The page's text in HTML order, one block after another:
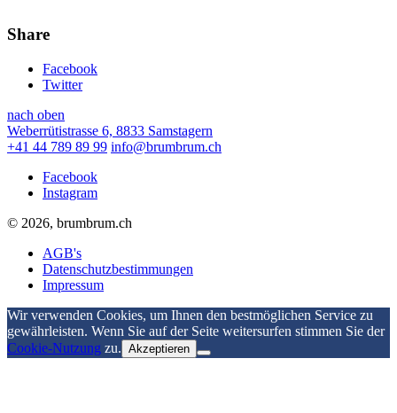
Share
Facebook
Twitter
nach oben
Weberrütistrasse 6, 8833 Samstagern
+41 44 789 89 99 info@brumbrum.ch
Facebook
Instagram
© 2026, brumbrum.ch
AGB's
Datenschutzbestimmungen
Impressum
Wir verwenden Cookies, um Ihnen den bestmöglichen Service zu
gewährleisten. Wenn Sie auf der Seite weitersurfen stimmen Sie der
Cookie-Nutzung zu. Akzeptieren